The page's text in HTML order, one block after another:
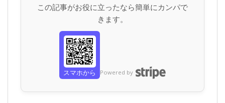
この記事がお役に立ったなら簡単にカンパで
きます。
スマホから Powered by